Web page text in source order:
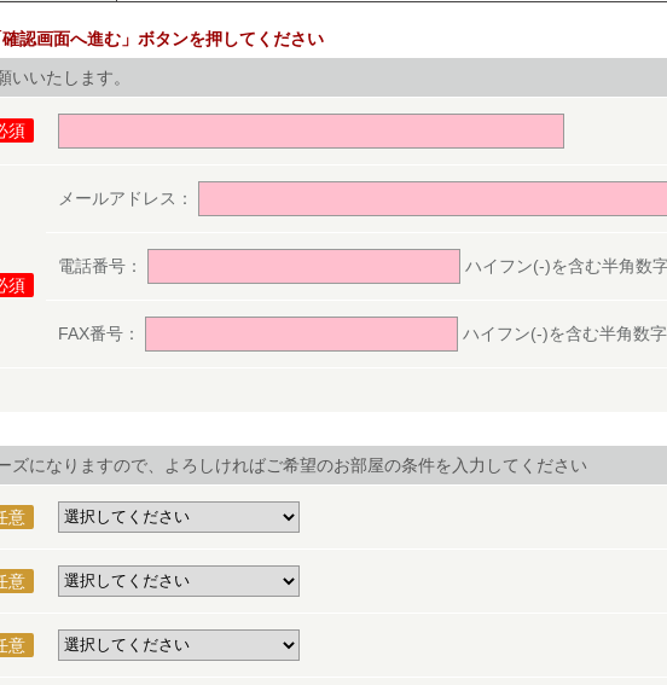
認画面へ進む」ボタンを押してください
いたします。
須
須
メールアドレス：
電話番号： ハイフン(-)を含む半角数
FAX番号： ハイフン(-)を含む半角数
ズになりますので、よろしければご希望のお部屋の条件を入力してください
意
意
意